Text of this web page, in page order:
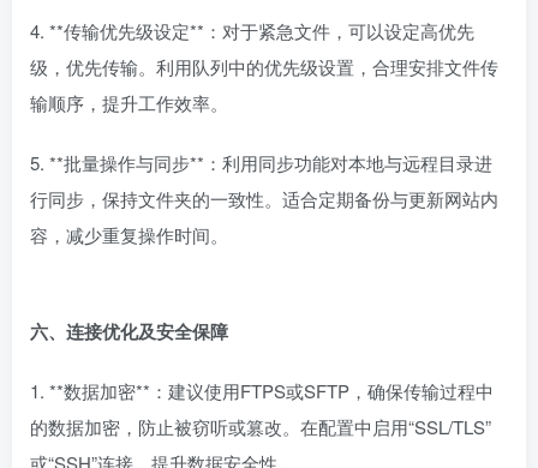
4. **传输优先级设定**：对于紧急文件，可以设定高优先
级，优先传输。利用队列中的优先级设置，合理安排文件传
输顺序，提升工作效率。
5. **批量操作与同步**：利用同步功能对本地与远程目录进
行同步，保持文件夹的一致性。适合定期备份与更新网站内
容，减少重复操作时间。
六、连接优化及安全保障
1. **数据加密**：建议使用FTPS或SFTP，确保传输过程中
的数据加密，防止被窃听或篡改。在配置中启用“SSL/TLS”
或“SSH”连接，提升数据安全性。